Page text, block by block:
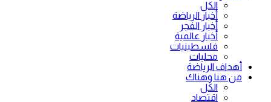
الكل
أخبار الرياضة
أخبار الفجر
أخبار عالمية
فلسطينيات
محليات
أهداف الرياضة
من هنا وهناك
الكل
اقتصاد